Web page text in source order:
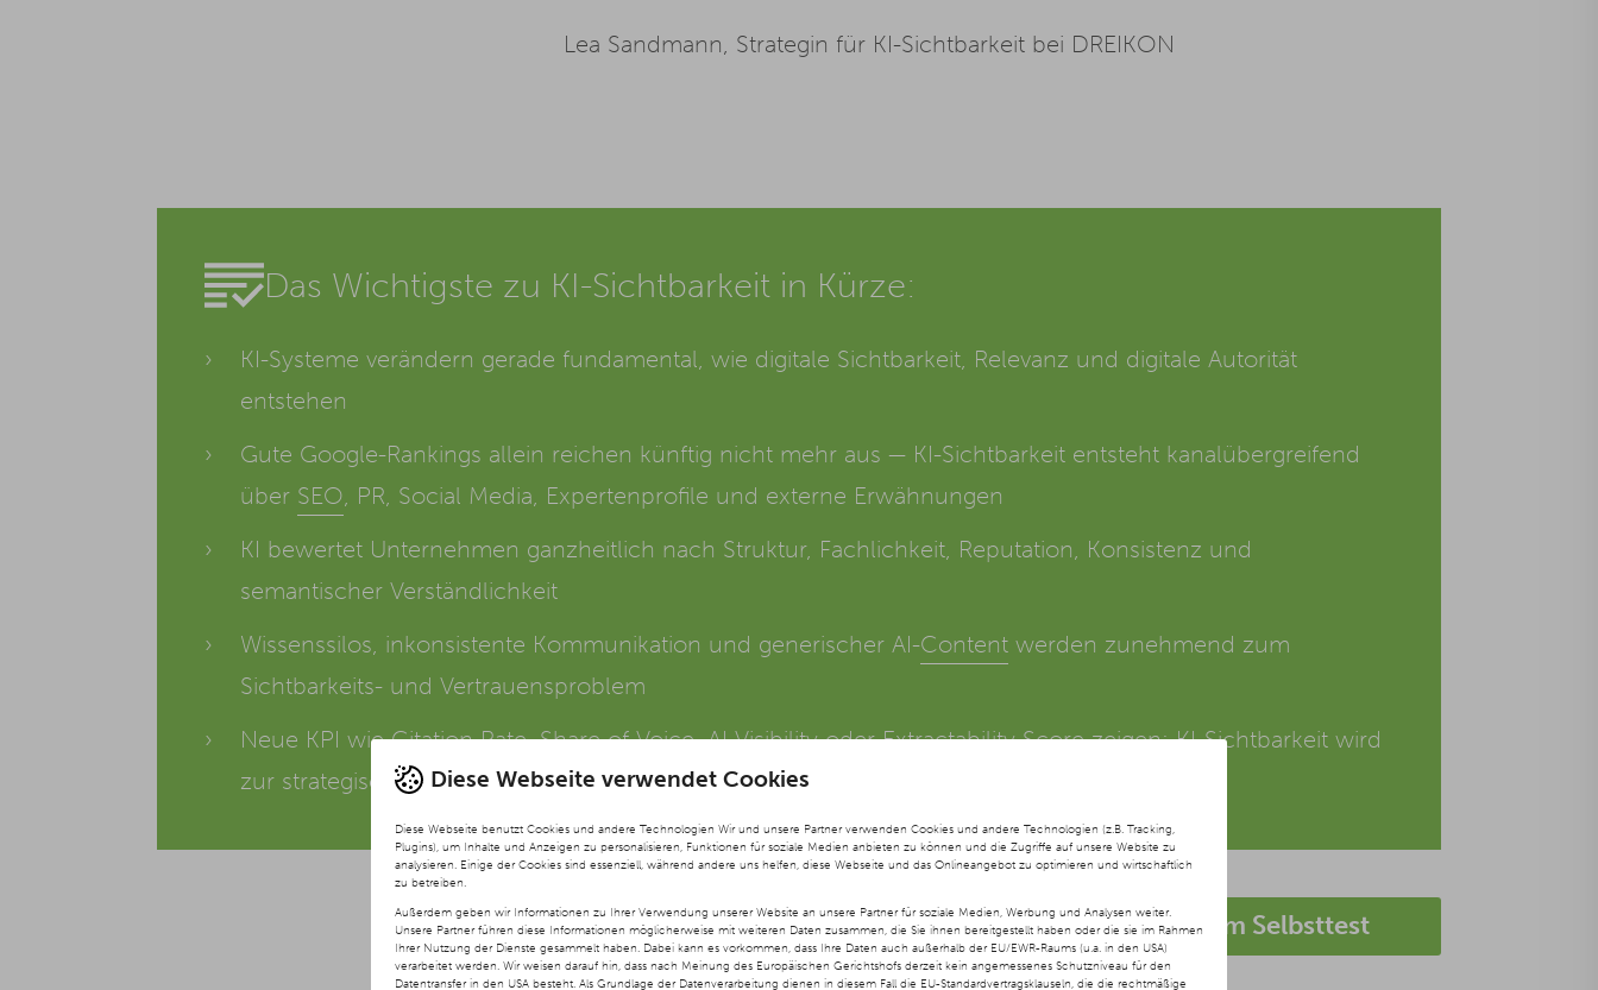
Diese Webseite verwendet Cookies
Diese Webseite benutzt Cookies und andere Technologien Wir und unsere Partner verwenden Cookies und andere Technologien (z.B. Tracking,
Plugins), um Inhalte und Anzeigen zu personalisieren, Funktionen für soziale Medien anbieten zu können und die Zugriffe auf unsere Website zu
analysieren. Einige der Cookies sind essenziell, während andere uns helfen, diese Webseite und das Onlineangebot zu optimieren und wirtschaftlich
zu betreiben.
Außerdem geben wir Informationen zu Ihrer Verwendung unserer Website an unsere Partner für soziale Medien, Werbung und Analysen weiter.
Unsere Partner führen diese Informationen möglicherweise mit weiteren Daten zusammen, die Sie ihnen bereitgestellt haben oder die sie im Rahmen
Ihrer Nutzung der Dienste gesammelt haben. Dabei kann es vorkommen, dass Ihre Daten auch außerhalb der EU/EWR-Raums (u.a. in den USA)
verarbeitet werden. Wir weisen darauf hin, dass nach Meinung des Europäischen Gerichtshofs derzeit kein angemessenes Schutzniveau für den
Datentransfer in den USA besteht. Als Grundlage der Datenverarbeitung dienen in diesem Fall die EU-Standardvertragsklauseln, die die rechtmäßige
Lea Sandmann, Strategin für KI-Sichtbarkeit bei DREIKON
Das Wichtigste zu KI-Sichtbarkeit in Kürze:
KI-Systeme verändern gerade fundamental, wie digitale Sichtbarkeit, Relevanz und digitale Autorität
entstehen
Gute Google-Rankings allein reichen künftig nicht mehr aus — KI-Sichtbarkeit entsteht kanalübergreifend
über SEO , PR, Social Media, Expertenprofile und externe Erwähnungen
KI bewertet Unternehmen ganzheitlich nach Struktur, Fachlichkeit, Reputation, Konsistenz und
semantischer Verständlichkeit
Wissenssilos, inkonsistente Kommunikation und generischer AI-Content werden zunehmend zum
Sichtbarkeits- und Vertrauensproblem
Neue KPI wie Citation Rate, Share of Voice, AI Visibility oder Extractability Score zeigen: KI-Sichtbarkeit wird
zur strategischen Organisationsaufgabe statt zur reinen SEO-Disziplin
Direkt zum Selbsttest